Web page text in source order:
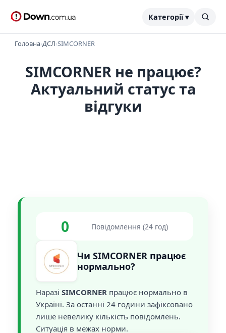
Категорії ▾
Головна›ДСЛ›SIMCORNER
SIMCORNER не працює?
Актуальний статус та
відгуки
0 Повідомлення (24 год)
Чи SIMCORNER працює
нормально?
Наразі SIMCORNER працює нормально в
Україні. За останні 24 години зафіксовано
лише невелику кількість повідомлень.
Ситуація в межах норми.